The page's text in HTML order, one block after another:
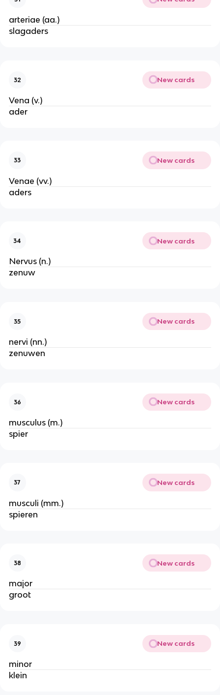
arteriae (aa.)
slagaders
32 New cards
Vena (v.)
ader
33 New cards
Venae (vv.)
aders
34 New cards
Nervus (n.)
zenuw
35 New cards
nervi (nn.)
zenuwen
36 New cards
musculus (m.)
spier
37 New cards
musculi (mm.)
spieren
38 New cards
major
groot
39 New cards
minor
klein